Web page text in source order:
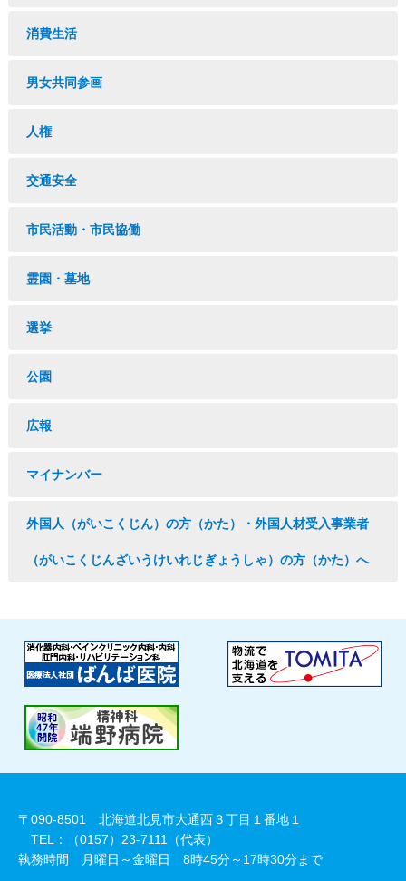
消費生活
男女共同参画
人権
交通安全
市民活動・市民協働
霊園・墓地
選挙
公園
広報
マイナンバー
外国人（がいこくじん）の方（かた）・外国人材受入事業者
（がいこくじんざいうけいれじぎょうしゃ）の方（かた）へ
〒090-8501 北海道北見市大通西３丁目１番地１
TEL：（0157）23-7111（代表）
執務時間 月曜日～金曜日 8時45分～17時30分まで